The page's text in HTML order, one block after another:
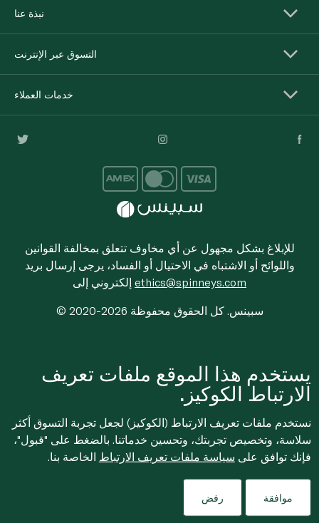
نبذة عنا
التسوق عبر الإنترنت
خدمات العملاء
للإبلاغ بشكل مجهول عن أي مخاوف تتعلق بمخالفة القوانين
واللوائح أو الاشتباه في الاحتيال أو الفساد، يرجى إرسال بريد
ethics@spinneys.com
© 2020-2026 سبينس. كل الحقوق محفوظة
يستخدم هذا الموقع ملفات تعريف
الارتباط الكوكيز.
نستخدم ملفات تعريف الارتباط (الكوكيز) لجعل تجربة التسوق أكثر
سلاسة، وتخصيص تجربتك، وتحسين خدماتنا. بالضغط على "قبول"،
فإنك توافق على سياسة ملفات تعريف الارتباط الخاصة بنا.
موافقة رفض